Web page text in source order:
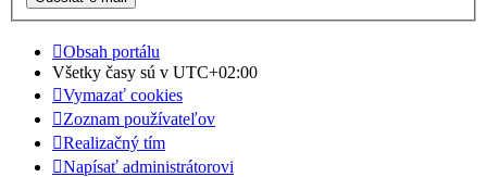
Obsah portálu
Všetky časy sú v UTC+02:00
Vymazať cookies
Zoznam používateľov
Realizačný tím
Napísať administrátorovi